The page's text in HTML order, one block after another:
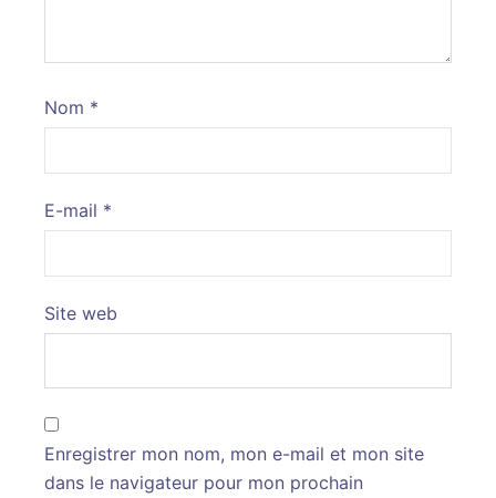
Nom *
E-mail *
Site web
Enregistrer mon nom, mon e-mail et mon site
dans le navigateur pour mon prochain